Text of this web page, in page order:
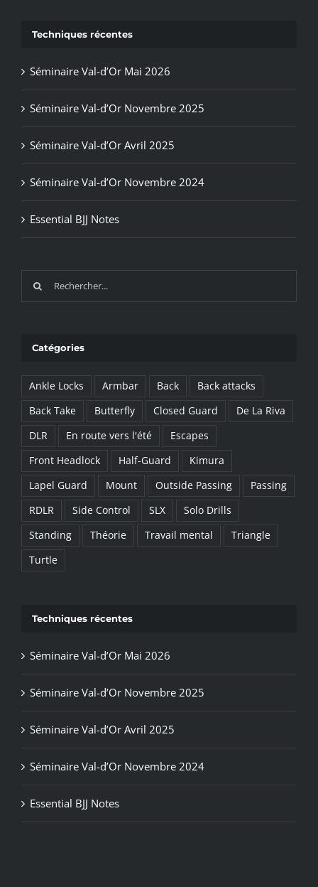
Techniques récentes
Séminaire Val-d’Or Mai 2026
Séminaire Val-d’Or Novembre 2025
Séminaire Val-d’Or Avril 2025
Séminaire Val-d’Or Novembre 2024
Essential BJJ Notes
Recherche
sur
siteCatégories
Ankle Locks Armbar Back
Back attacks
Back Take
Butterfly Closed Guard
De La Riva
DLR
En route vers l'été
Escapes
Front Headlock
Half-Guard
Kimura
Lapel Guard
Mount Outside Passing
Passing
RDLR
Side Control SLX
Solo Drills
Standing
Théorie Travail mental
Triangle
Turtle
Techniques récentes
Séminaire Val-d’Or Mai 2026
Séminaire Val-d’Or Novembre 2025
Séminaire Val-d’Or Avril 2025
Séminaire Val-d’Or Novembre 2024
Essential BJJ Notes